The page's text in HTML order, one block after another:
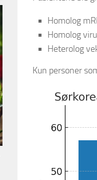
Homolog
Homolog
Heterolog
Kun personer